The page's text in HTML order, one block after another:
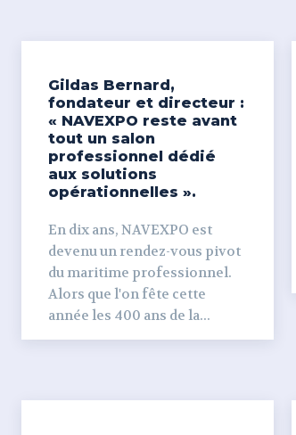
Gildas Bernard,
fondateur et directeur :
« NAVEXPO reste avant
tout un salon
professionnel dédié
aux solutions
opérationnelles ».
En dix ans, NAVEXPO est
devenu un rendez-vous pivot
du maritime professionnel.
Alors que l'on fête cette
année les 400 ans de la...